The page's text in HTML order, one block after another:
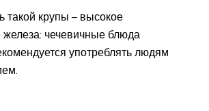
такой крупы – высокое
чечевичные блюда
употреблять людям